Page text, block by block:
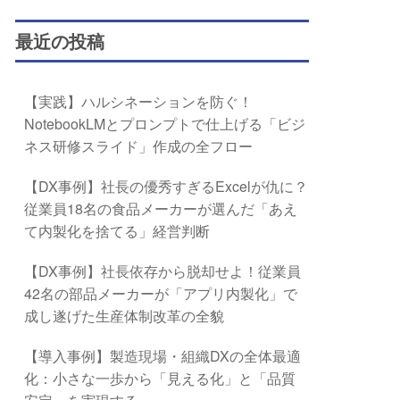
最近の投稿
【実践】ハルシネーションを防ぐ！
NotebookLMとプロンプトで仕上げる「ビジ
ネス研修スライド」作成の全フロー
【DX事例】社長の優秀すぎるExcelが仇に？
従業員18名の食品メーカーが選んだ「あえ
て内製化を捨てる」経営判断
【DX事例】社長依存から脱却せよ！従業員
42名の部品メーカーが「アプリ内製化」で
成し遂げた生産体制改革の全貌
【導入事例】製造現場・組織DXの全体最適
化：小さな一歩から「見える化」と「品質